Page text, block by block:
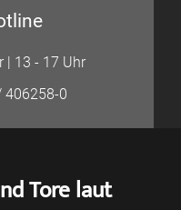
| 13 - 17 Uhr
406258-0
Tore laut